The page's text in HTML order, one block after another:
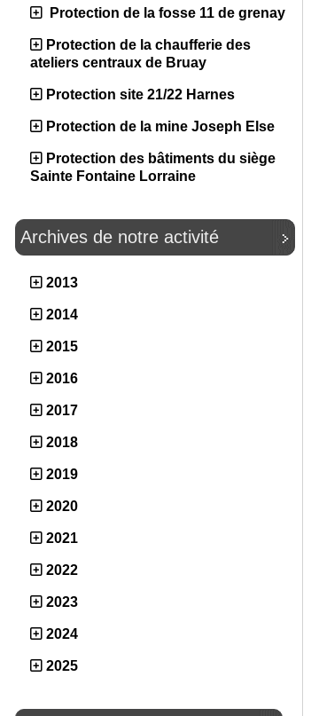
Protection de la fosse 11 de grenay
Protection de la chaufferie des
ateliers centraux de Bruay
Protection site 21/22 Harnes
Protection de la mine Joseph Else
Protection des bâtiments du siège
Sainte Fontaine Lorraine
Archives de notre activité
2013
2014
2015
2016
2017
2018
2019
2020
2021
2022
2023
2024
2025